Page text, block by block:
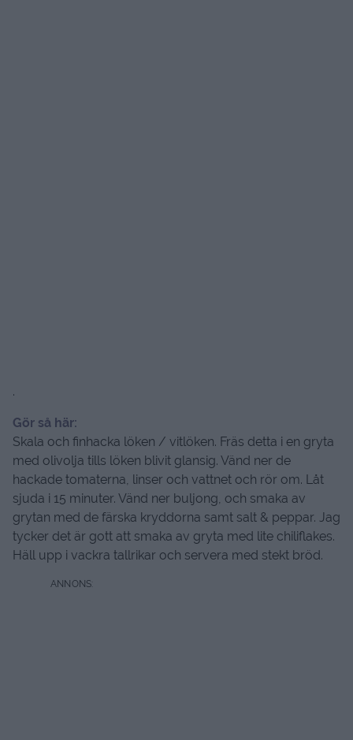
.
Gör så här:
Skala och finhacka löken / vitlöken. Fräs detta i en gryta
med olivolja tills löken blivit glansig. Vänd ner de
hackade tomaterna, linser och vattnet och rör om. Låt
sjuda i 15 minuter. Vänd ner buljong, och smaka av
grytan med de färska kryddorna samt salt & peppar. Jag
tycker det är gott att smaka av gryta med lite chiliflakes.
Häll upp i vackra tallrikar och servera med stekt bröd.